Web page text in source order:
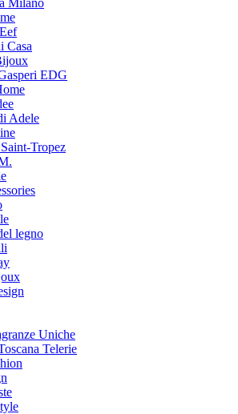
Casa
EDG
Adele
Tropez
legno
Uniche
Telerie